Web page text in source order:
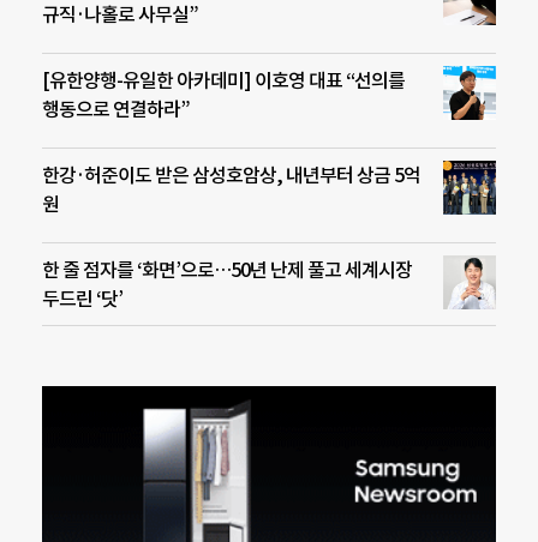
규직·나홀로 사무실”
[유한양행-유일한 아카데미] 이호영 대표 “선의를
행동으로 연결하라”
한강·허준이도 받은 삼성호암상, 내년부터 상금 5억
원
한 줄 점자를 ‘화면’으로…50년 난제 풀고 세계시장
두드린 ‘닷’